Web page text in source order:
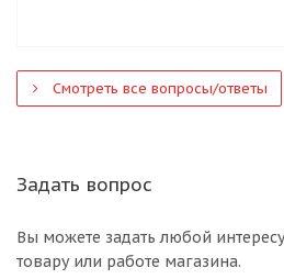
Смотреть все вопросы/ответы
Задать вопрос
Вы можете задать любой
товару или работе магазина.